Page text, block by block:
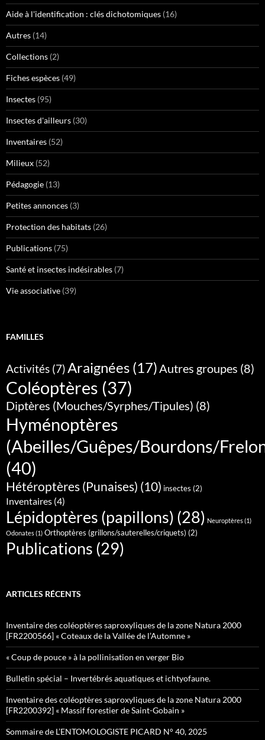
Aide à l'identification : clés dichotomiques (16)
Autres (14)
Collections (2)
Fiches espèces (49)
Insectes (95)
Insectes d'ailleurs (30)
Inventaires (52)
Milieux (52)
Pédagogie (13)
Petites annonces (3)
Protection des habitats (26)
Publications (75)
Santé et insectes indésirables (7)
Vie associative (39)
FAMILLES
Activités (7)Araignées (17)Autres groupes (8)
Coléoptères (37)
Diptères (Mouches/Syrphes/Tipules) (8)
Hyménoptères
(Abeilles/Guêpes/Bourdons/
(40)
Hétéroptères (Punaises) (10) insectes (2)
Inventaires (4)
Lépidoptères (papillons) (28) Neuroptères(1)
Odonates(1) Orthoptères (grillons/sauterelles/criquets) (2)
Publications (29)
ARTICLES RÉCENTS
Inventaire des coléoptères saproxyliques de la zone Natura 2000
[FR2200566] « Coteaux de la Vallée de l’Automne »
« Coup de pouce » à la pollinisation en verger Bio
Bulletin spécial – Invertébrés aquatiques et ichtyofaune.
Inventaire des coléoptères saproxyliques de la zone Natura 2000
[FR2200392] « Massif forestier de Saint-Gobain »
Sommaire de L’ENTOMOLOGISTE PICARD N° 40, 2025